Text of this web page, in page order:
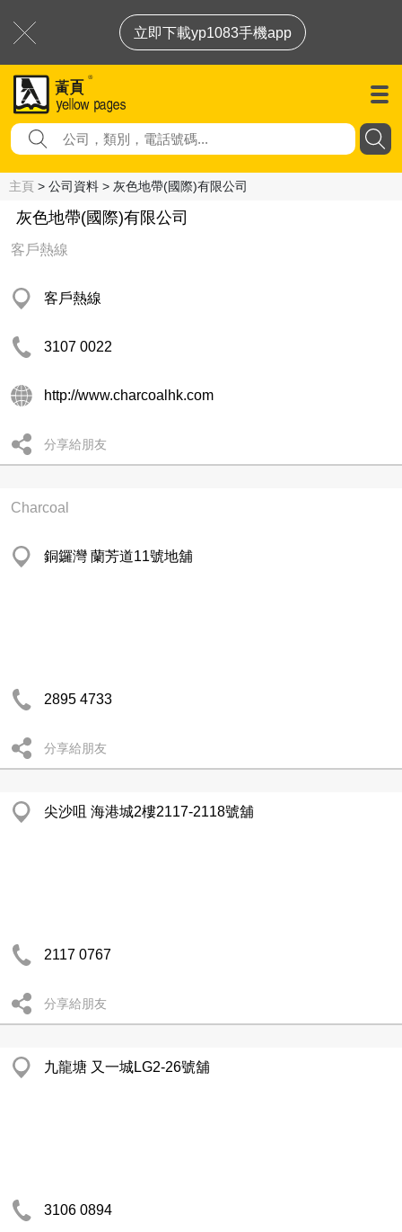
立即下載yp1083手機app
主頁 > 公司資料 > 灰色地帶(國際)有限公司
灰色地帶(國際)有限公司
客戶熱線
客戶熱線
3107 0022
http://www.charcoalhk.com
分享給朋友
Charcoal
銅鑼灣 蘭芳道11號地舖
2895 4733
分享給朋友
尖沙咀 海港城2樓2117-2118號舖
2117 0767
分享給朋友
九龍塘 又一城LG2-26號舖
3106 0894